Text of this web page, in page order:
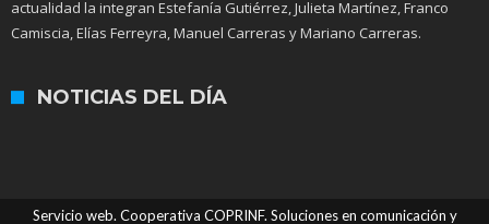
actualidad la integran Estefanía Gutiérrez, Julieta Martínez, Franco
Camiscia, Elías Ferreyra, Manuel Carreras y Mariano Carreras.
NOTICIAS DEL DÍA
Servicio web. Cooperativa COPRINF. Soluciones en comunicación y